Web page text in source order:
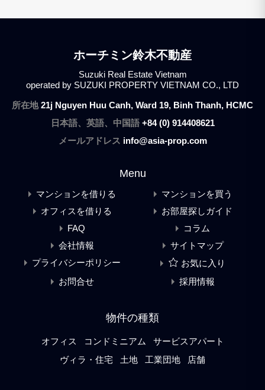
ホーチミン鈴木不動産
Suzuki Real Estate Vietnam
operated by SUZUKI PROPERTY VIETNAM CO., LTD
所在地21j Nguyen Huu Canh, Ward 19, Binh Thanh, HCMC
日本語、英語、中国語 +84 (0) 914408621
メールアドレス info@asia-prop.com
Menu
マンションを借りる
マンションを買う
オフィスを借りる
お部屋探しガイド
FAQ
コラム
会社情報
サイトマップ
プライバシーポリシー
お気に入り
お問合せ
採用情報
物件の種類
オフィス コンドミニアム
サービスアパート
ヴィラ・住宅
土地 工業団地 店舗